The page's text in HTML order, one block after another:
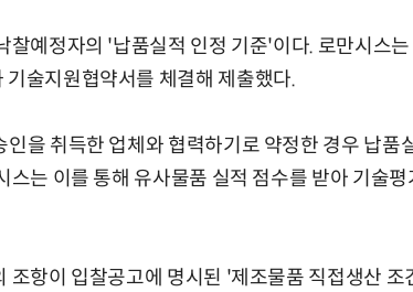
찰예정자의 '납품실적 인정 기준'이다. 로만시스
술지원협약서를 체결해 제출했다.
을 취득한 업체와 협력하기로 약정한 경우 납품
스는 이를 통해 유사물품 실적 점수를 받아 기술
조항이 입찰공고에 명시된 '제조물품 직접생산